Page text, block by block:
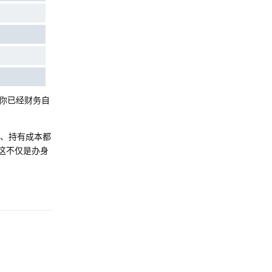
已经财务自
持有成本都
不仅是办身